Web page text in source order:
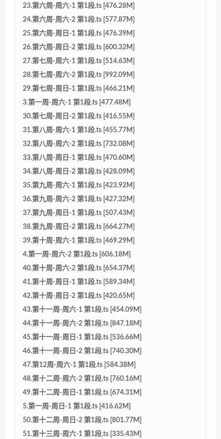
23.第六周-周六-1 第1段.ts [476.28M]
24.第六周-周六-2 第1段.ts [577.87M]
25.第六周-周日-1 第1段.ts [476.39M]
26.第六周-周日-2 第1段.ts [600.32M]
27.第七周-周六-1 第1段.ts [514.63M]
28.第七周-周六-2 第1段.ts [992.09M]
29.第七周-周日-1 第1段.ts [466.21M]
3.第一周-周六-1 第1段.ts [477.48M]
30.第七周-周日-2 第1段.ts [416.55M]
31.第八周-周六-1 第1段.ts [455.77M]
32.第八周-周六-2 第1段.ts [732.08M]
33.第八周-周日-1 第1段.ts [470.60M]
34.第八周-周日-2 第1段.ts [428.09M]
35.第九周-周六-1 第1段.ts [423.92M]
36.第九周-周六-2 第1段.ts [427.32M]
37.第九周-周日-1 第1段.ts [507.43M]
38.第九周-周日-2 第1段.ts [664.27M]
39.第十周-周六-1 第1段.ts [469.29M]
4.第一周-周六-2 第1段.ts [606.18M]
40.第十周-周六-2 第1段.ts [654.37M]
41.第十周-周日-1 第1段.ts [589.34M]
42.第十周-周日-2 第1段.ts [420.65M]
43.第十一周-周六-1 第1段.ts [454.09M]
44.第十一周-周六-2 第1段.ts [847.18M]
45.第十一周-周日-1 第1段.ts [536.66M]
46.第十一周-周日-2 第1段.ts [740.30M]
47.第12周-周六-1 第1段.ts [584.38M]
48.第十二周-周六-2 第1段.ts [760.16M]
49.第十二周-周日-1 第1段.ts [674.31M]
5.第一周-周日-1 第1段.ts [416.62M]
50.第十二周-周日-2 第1段.ts [801.77M]
51.第十三周-周六-1 第1段.ts [335.43M]